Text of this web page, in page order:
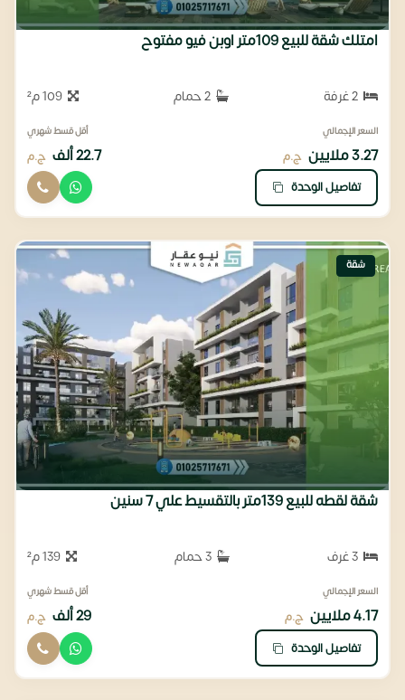
امتلك شقة للبيع 109متر اوبن فيو مفتوح
109 م²
السعر الإجمالي
3.27 ملايين ج.م
أقل قسط شهري
22.7 ألف ج.م
تفاصيل الوحدة
شقة
شقة لقطه للبيع 139متر بالتقسيط علي 7 سنين
139 م²
السعر الإجمالي
4.17 ملايين ج.م
أقل قسط شهري
29 ألف ج.م
تفاصيل الوحدة